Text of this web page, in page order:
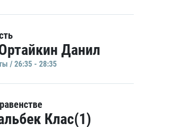
Данил
/ 26:35 - 28:35
Клас(1)